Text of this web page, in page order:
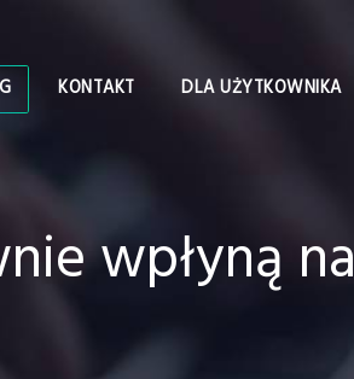
KONTAKT DLA UŻYTKOWNIKA
wpłyną na